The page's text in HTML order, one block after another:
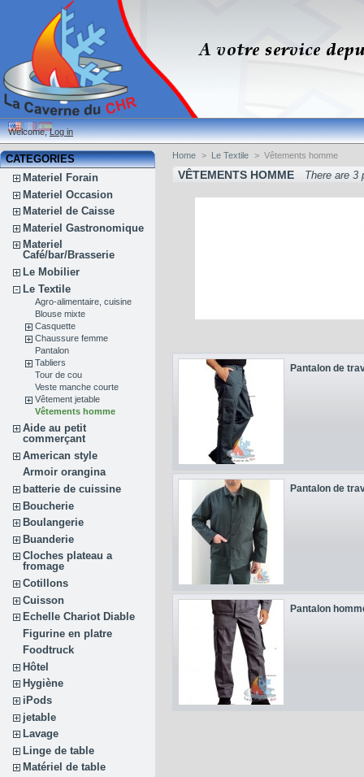
Welcome,Log in
CATEGORIES
Materiel Forain
Materiel Occasion
Materiel de Caisse
Materiel Gastronomique
Materiel
Café/bar/Brasserie
Le Mobilier
Le Textile
Agro-alimentaire, cuisine
Blouse mixte
Casquette
Chaussure femme
Pantalon
Tabliers
Tour de cou
Veste manche courte
Vêtement jetable
Vêtements homme
Aide au petit
commerçant
American style
Armoir orangina
batterie de cuissine
Boucherie
Boulangerie
Buanderie
Cloches plateau a
fromage
Cotillons
Cuisson
Echelle Chariot Diable
Figurine en platre
Foodtruck
Hôtel
Hygiène
iPods
jetable
Lavage
Linge de table
Matériel de table
Home > Le Textile > Vêtements homme
VÊTEMENTS HOMME There are 3
Pantalon de
Pantalon de
Pantalon